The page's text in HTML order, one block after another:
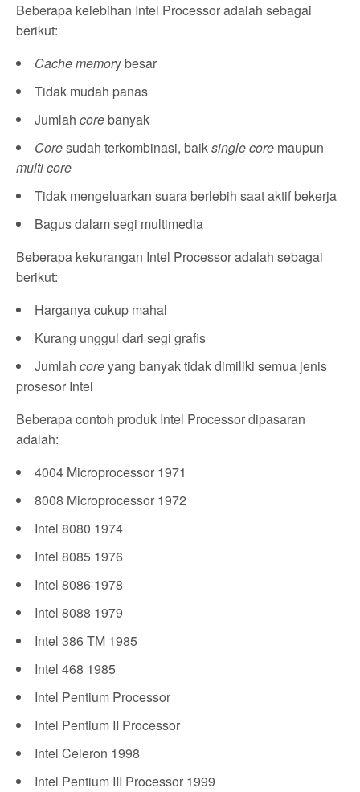
Beberapa kelebihan Intel Processor adalah sebagai
berikut:
Cachememory besar
Tidak mudah panas
Jumlah corebanyak
Coresudah terkombinasi, baiksingle core maupun
multi core
Tidak mengeluarkan suara berlebih saat aktif bekerja
Bagus dalam segi multimedia
Beberapa kekurangan Intel Processor adalah sebagai
berikut:
Harganya cukup mahal
Kurang unggul dari segi grafis
Jumlah coreyang banyak tidak dimiliki semua jenis
prosesor Intel
Beberapa contoh produk Intel Processor dipasaran
adalah:
4004 Microprocessor 1971
8008 Microprocessor 1972
Intel 8080 1974
Intel 8085 1976
Intel 8086 1978
Intel 8088 1979
Intel 386 TM 1985
Intel 468 1985
Intel Pentium Processor
Intel Pentium II Processor
Intel Celeron 1998
Intel Pentium III Processor 1999